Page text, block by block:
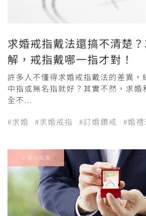
求婚戒指戴法還搞不清楚
解，戒指戴哪一指才對！
許多人不懂得求婚戒指戴法的差異，
中指或無名指就好？其實不然，求婚
全不...
#求婚
#求婚戒指 #訂婚鑽戒 #婚
求婚知識庫